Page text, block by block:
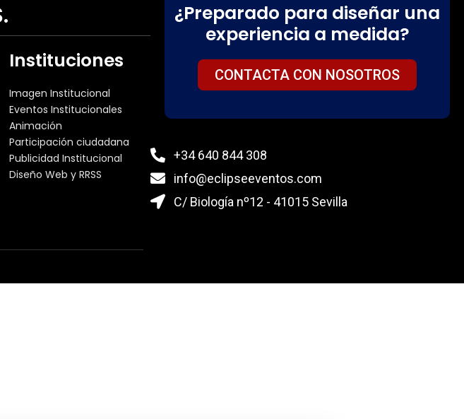
Instituciones
Imagen Institucional
Eventos Institucionales
Animación
Participación ciudadana
Publicidad Institucional
Diseño Web y RRSS
¿Preparado para diseñar una
experiencia a medida?
CONTACTA CON NOSOTROS
+34 640 844 308
info@eclipseeventos.com
C/ Biología nº12 - 41015 Sevilla